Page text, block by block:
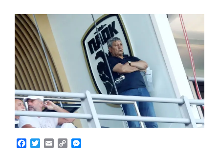
Facebook
TwitterEmailCopy